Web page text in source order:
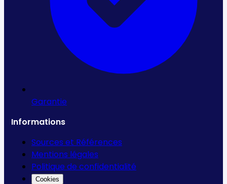
Garantie
Informations
Sources et Références
Mentions légales
Politique de confidentialité
Cookies